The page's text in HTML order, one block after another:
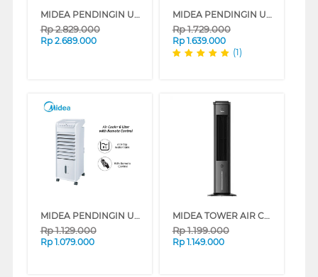
MIDEA PENDINGIN UDARA AIR COOLER 7 L AC200-W
Rp2.829.000
Rp 2.689.000
MIDEA PENDINGIN UDARA AIR COOLER 7 L AC-120U
Rp1.729.000
Rp 1.639.000
(1)
MIDEA PENDINGIN UDARA AIR COOLER 6 L AC100 SERIES
Rp1.129.000
Rp 1.079.000
MIDEA TOWER AIR COOLER 4 L MAC400R0BPK
Rp1.199.000
Rp 1.149.000